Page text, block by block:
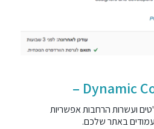
עם מעל 50 ווידג'טים ועשרות הרחבות אפשריות
באתר שלכם.